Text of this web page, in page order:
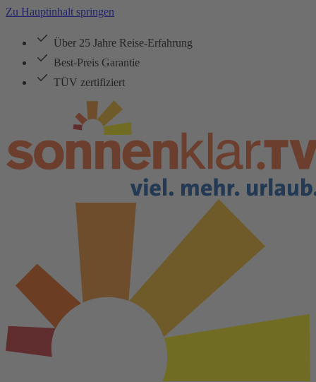
Zu Hauptinhalt springen
Über 25 Jahre Reise-Erfahrung
Best-Preis Garantie
TÜV zertifiziert